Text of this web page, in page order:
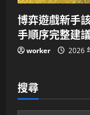
博弈遊戲新手
手順序完整建
worker 2026
搜尋